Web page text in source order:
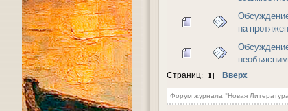
на
Страниц: [1] Вверх
Форум журнала "Новая